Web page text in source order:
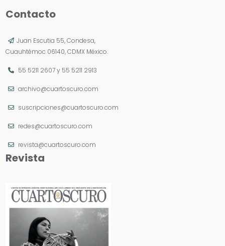
Contacto
Juan Escutia 55, Condesa,
Cuauhtémoc 06140, CDMX México.
55 5211 2607y 55 5211 2913
archivo@cuartoscuro.com
suscripciones@cuartoscuro.com
redes@cuartoscuro.com
revista@cuartoscuro.com
Revista